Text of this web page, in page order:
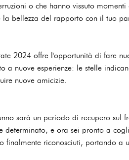
o che hanno vissuto
bellezza del rapporto con il tuo
2024 offre l'opportunità di fare
nuove esperienze: le stelle
nuove amicizie.
sarà un periodo di recupero sul
determinato, e ora sei pronto a
finalmente riconosciuti, portando a